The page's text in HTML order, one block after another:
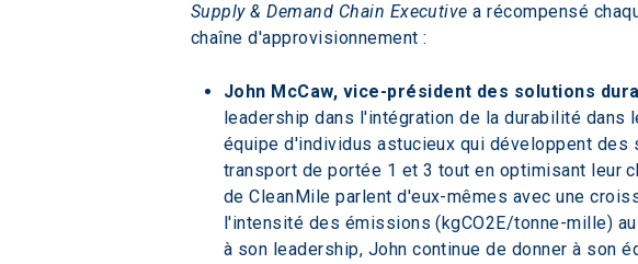
Supply & Demand Chain Executive a récompensé
chaîne d'approvisionnement :
John McCaw, vice-président des solutions
leadership dans l'intégration de la durabilité
équipe d'individus astucieux qui développent
transport de portée 1 et 3 tout en optimisant leur
de CleanMile parlent d'eux-mêmes avec une
l'intensité des émissions (kgCO2E/tonne-mille)
à son leadership, John continue de donner à